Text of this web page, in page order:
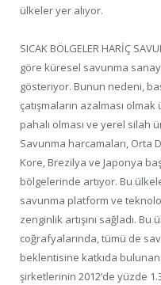
ülkeler yer alıyor.
SICAK BÖLGELER HARİÇ
göre küresel savunma
gösteriyor. Bunun nedeni,
çatışmaların azalması
pahalı olması ve yerel silah
Savunma harcamaları, Orta
Kore, Brezilya ve Japonya
bölgelerinde artıyor. Bu
savunma platform ve
zenginlik artışını sağladı.
coğrafyalarında, tümü de
beklentisine katkıda
şirketlerinin 2012’de yüzde